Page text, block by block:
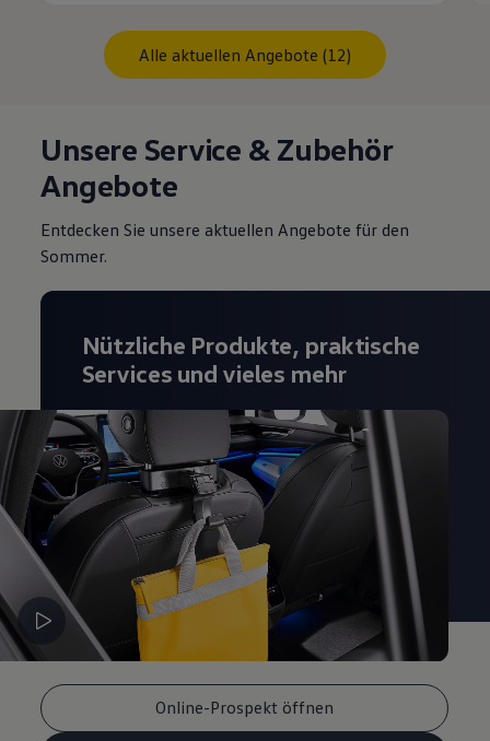
Alle aktuellen Angebote (12)
Unsere Service & Zubehör
Angebote
Entdecken Sie unsere aktuellen Angebote für den
Sommer.
Online-Prospekt öffnen
Nützliche Produkte, praktische
Services und vieles mehr